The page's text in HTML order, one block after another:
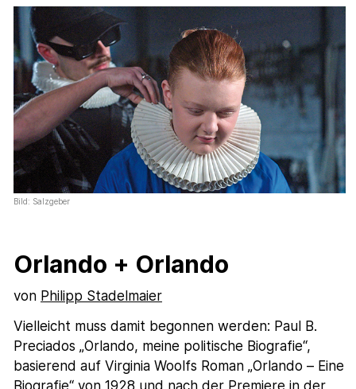
Bild: Salzgeber
Orlando + Orlando
von Philipp Stadelmaier
Vielleicht muss damit begonnen werden: Paul B.
Preciados „Orlando, meine politische Biografie“,
basierend auf Virginia Woolfs Roman „Orlando – Eine